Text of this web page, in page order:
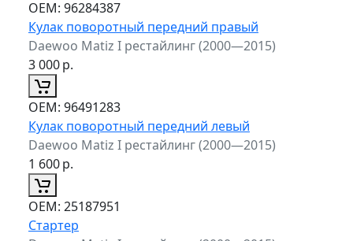
ОЕМ: 96284387
Кулак поворотный передний правый
Daewoo Matiz I рестайлинг (2000—2015)
3 000р.
ОЕМ: 96491283
Кулак поворотный передний левый
Daewoo Matiz I рестайлинг (2000—2015)
1 600р.
ОЕМ: 25187951
Стартер